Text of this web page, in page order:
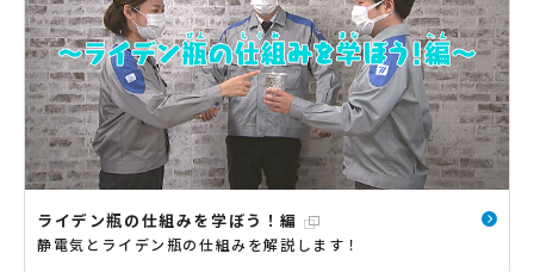
ライデン瓶の仕組みを学ぼう！編
静電気とライデン瓶の仕組みを解説します！